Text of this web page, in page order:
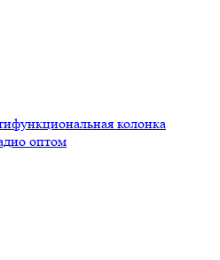
колонка
оптом